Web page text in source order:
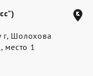
г, Шолохова
место 1